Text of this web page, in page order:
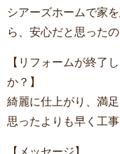
シアーズホームで家
ら、安心だと思ったの
【リフォームが終了
か？】
綺麗に仕上がり、満
思ったよりも早く工